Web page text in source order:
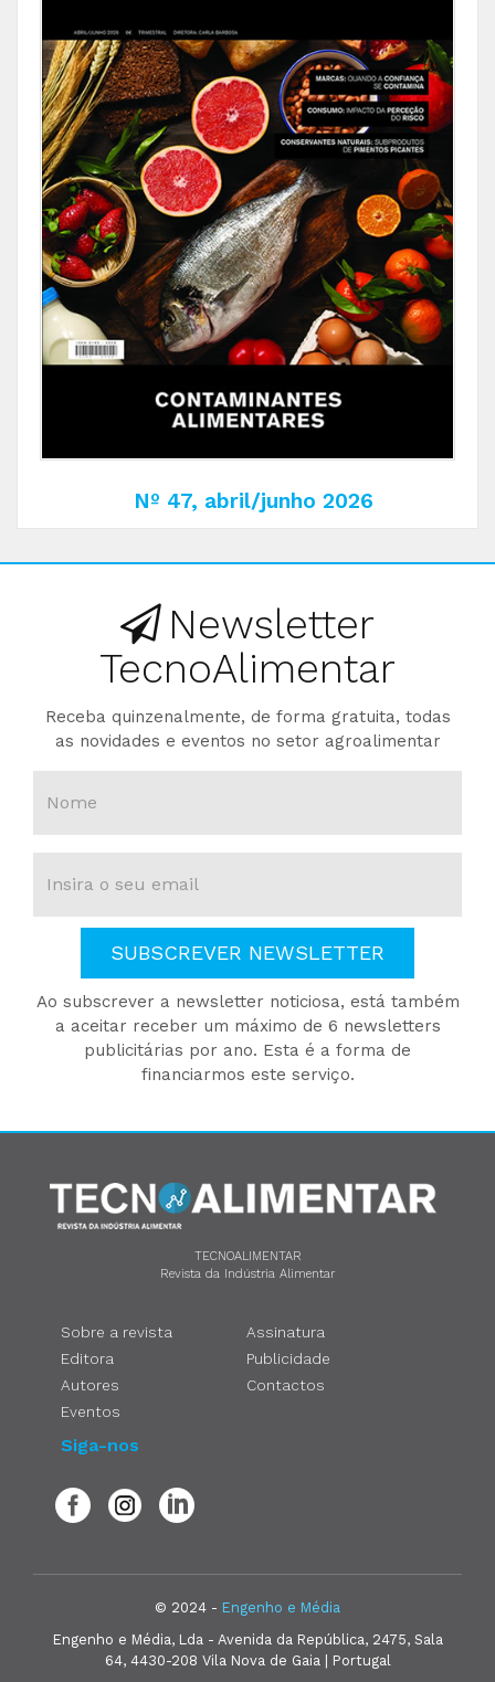
Nº 47, abril/junho 2026
Newsletter
TecnoAlimentar
Receba quinzenalmente, de forma gratuita, todas
as novidades e eventos no setor agroalimentar
SUBSCREVER NEWSLETTER
Ao subscrever a newsletter noticiosa, está também
a aceitar receber um máximo de 6 newsletters
publicitárias por ano. Esta é a forma de
financiarmos este serviço.
TECNOALIMENTAR
Revista da Indústria Alimentar
Sobre a revista
Editora
Autores
Eventos
Assinatura
Publicidade
Contactos
Siga-nos
© 2024 - Engenho e Média
Engenho e Média, Lda - Avenida da República, 2475, Sala
64, 4430-208 Vila Nova de Gaia | Portugal